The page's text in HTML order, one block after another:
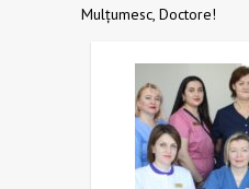
Mulțumesc, Doctore!